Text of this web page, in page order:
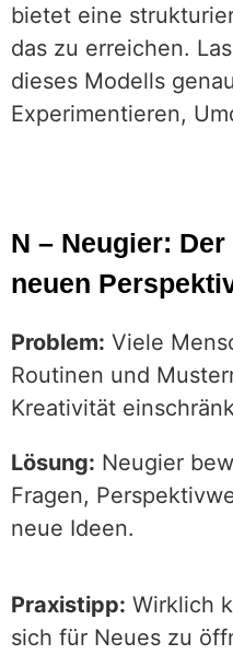
bietet eine
das zu erreichen.
dieses Modells
Experimentieren,
N – Neugier:
neuen
Problem: Viele
Routinen und
Kreativität
Lösung: Neugier
Fragen,
neue Ideen.
Praxistipp: Wirklich
sich für Neues zu